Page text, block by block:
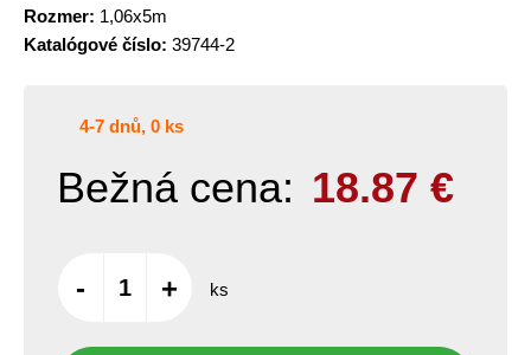
Rozmer: 1,06x5m
Katalógové číslo: 39744-2
4-7 dnů, 0 ks
Bežná cena: 18.87 €
- + ks